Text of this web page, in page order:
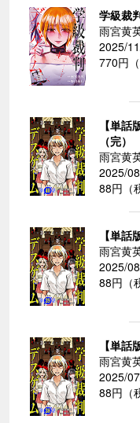
学級裁
雨宮黄
2025/
770円（
【単
（完）
雨宮黄
2025/
88円（
【単
雨宮黄
2025/
88円（
【単
雨宮黄
2025/
88円（